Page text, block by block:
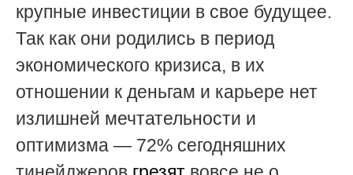
крупные инвестиции в свое будущее.
Так как они родились в период
экономического кризиса, в их
отношении к деньгам и карьере нет
излишней мечтательности и
оптимизма — 72% сегодняшних